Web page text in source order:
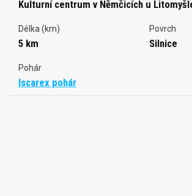
Kulturní centrum v Němčicích u
Délka (km)
5 km
Povrch
Silnice
Pohár
Iscarex pohár